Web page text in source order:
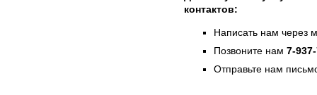
контактов:
Написать нам через
Позвоните нам 7-
Отправьте нам